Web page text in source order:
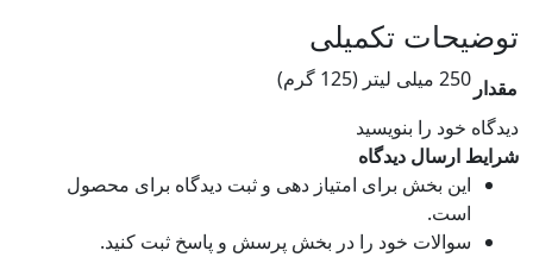
توضیحات تکمیلی
مقدار 250 میلی لیتر (125 گرم)
دیدگاه خود را بنویسید
شرایط ارسال دیدگاه
این بخش برای امتیاز دهی و ثبت دیدگاه برای محصول
است.
سوالات خود را در بخش پرسش و پاسخ ثبت کنید.